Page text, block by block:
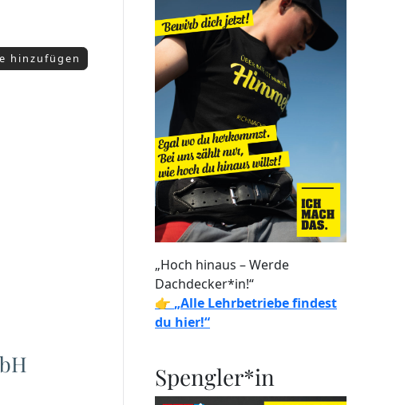
hinzufügen
„Hoch hinaus – Werde
Dachdecker*in!“
👉 „Alle Lehrbetriebe findest
du hier!“
Spengler*in